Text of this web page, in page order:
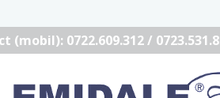
0722.609.312 /